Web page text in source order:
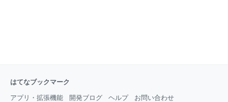
はてなブックマーク
アプリ・拡張機能 開発ブログ ヘルプ お問い合わせ